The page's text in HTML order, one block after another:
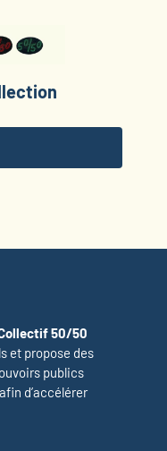
50/50
et propose des
publics
d’accélérer